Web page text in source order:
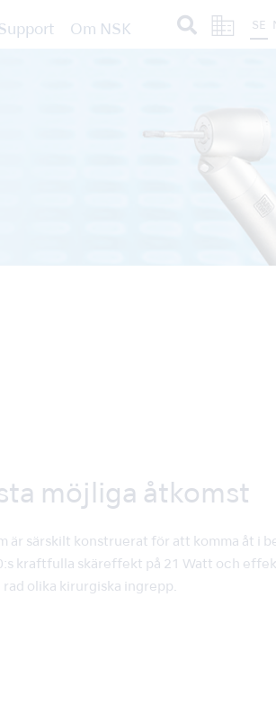
Om NSK SE
möjliga åtkomst
är särskilt konstruerat för att komma åt i
kraftfulla skäreffekt på 21 Watt och
olika kirurgiska ingrepp.